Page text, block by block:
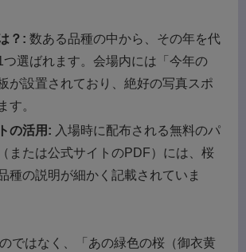
？: 数ある品種の中から、その年を代
つ選ばれます。会場内には「今年の
が設置されており、絶好の写真スポ
す。
の活用: 入場時に配布される無料のパ
または公式サイトのPDF）には、桜
種の説明が細かく記載されていま
ではなく、「あの緑色の桜（御衣黄